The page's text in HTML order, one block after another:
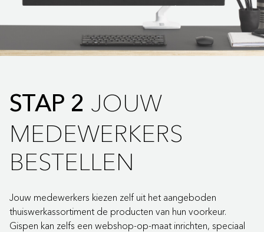
STAP 2 JOUW
MEDEWERKERS
BESTELLEN
Jouw medewerkers kiezen zelf uit het aangeboden
thuiswerkassortiment de producten van hun voorkeur.
Gispen kan zelfs een webshop-op-maat inrichten, speciaal